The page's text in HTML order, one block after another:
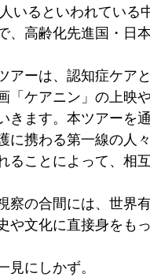
いるといわれている
、高齢化先進国・日
アーは、認知症ケア
「ケアニン」の上映
きます。本ツアーを
に携わる第一線の人
ることによって、相
察の合間には、世界
や文化に直接身をも
見にしかず。